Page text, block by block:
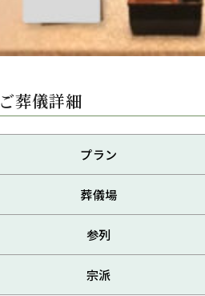
ご葬儀詳細
プラン
葬儀場
参列
宗派